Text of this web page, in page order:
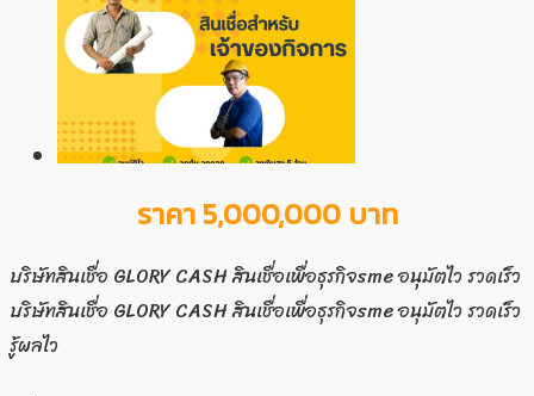
ราคา 5,000,000 บาท
บริษัทสินเชื่อ GLORY CASH สินเชื่อเพื่อธุรกิจsme อนุมัตไว รวดเร็ว
บริษัทสินเชื่อ GLORY CASH สินเชื่อเพื่อธุรกิจsme อนุมัตไว รวดเร็ว
รู้ผลไว